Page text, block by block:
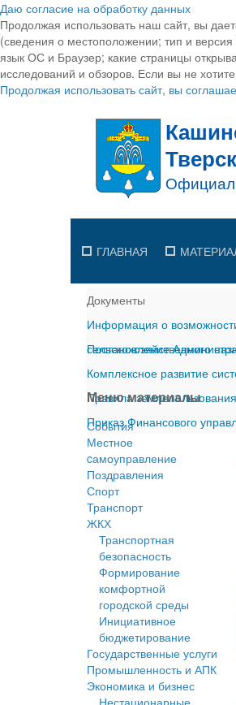
Даю согласие на обработку данных
Продолжая использовать наш сайт, вы
(сведения о местоположении; тип и
язык ОС и Браузер; какие страницы
исследований и обзоров. Если вы не
Продолжая использовать сайт, вы
ГЛАВНАЯ
Документы
Информация о
сельскохозяйственного
Постановление
Комплексное развитие
Правила
Приказ Финансового
Меню материалы
События
Местное
cамоуправление
Поздравления
Спорт
Транспорт
ЖКХ
Транспортная
безопасность
Формирование
комфортной
городской среды
Инициативное
бюджетирование
Государственные услуги
Промышленность и АПК
Экономика и бизнес